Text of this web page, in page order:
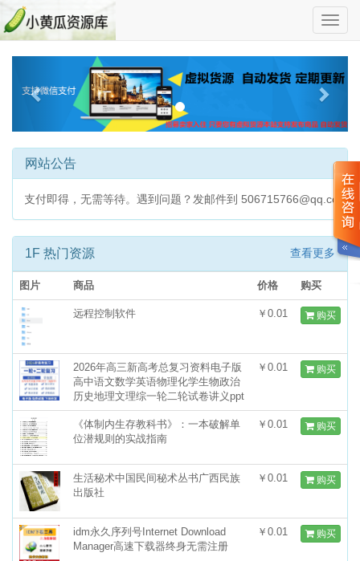
切
换
导
航
Previous
网站公告
支付即得，无需等待。遇到问题？发邮件到 506715766@qq.com 注
1F 热门资源 查看更多
图片 商品 价格 购买
远程控制软件 ￥0.01 购买
2026年高三新高考总复习资料电子版
高中语文数学英语物理化学生物政治
历史地理文理综一轮二轮试卷讲义ppt
￥0.01 购买
《体制内生存教科书》：一本破解单
位潜规则的实战指南
￥0.01 购买
生活秘术中国民间秘术丛书广西民族
出版社
￥0.01 购买
idm永久序列号Internet Download
Manager高速下载器终身无需注册
￥0.01 购买